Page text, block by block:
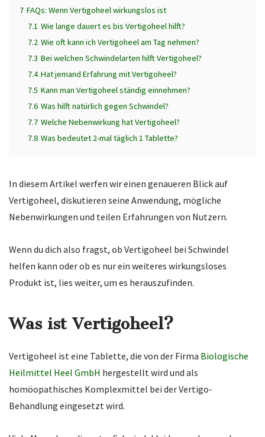
7 FAQs: Wenn Vertigoheel wirkungslos ist
7.1 Wie lange dauert es bis Vertigoheel hilft?
7.2 Wie oft kann ich Vertigoheel am Tag nehmen?
7.3 Bei welchen Schwindelarten hilft Vertigoheel?
7.4 Hat jemand Erfahrung mit Vertigoheel?
7.5 Kann man Vertigoheel ständig einnehmen?
7.6 Was hilft natürlich gegen Schwindel?
7.7 Welche Nebenwirkung hat Vertigoheel?
7.8 Was bedeutet 2-mal täglich 1 Tablette?
In diesem Artikel werfen wir einen genaueren Blick auf
Vertigoheel, diskutieren seine Anwendung, mögliche
Nebenwirkungen und teilen Erfahrungen von Nutzern.
Wenn du dich also fragst, ob Vertigoheel bei Schwindel
helfen kann oder ob es nur ein weiteres wirkungsloses
Produkt ist, lies weiter, um es herauszufinden.
Was ist Vertigoheel?
Vertigoheel ist eine Tablette, die von der Firma Biologische
Heilmittel Heel GmbH hergestellt wird und als
homöopathisches Komplexmittel bei der Vertigo-
Behandlung eingesetzt wird.